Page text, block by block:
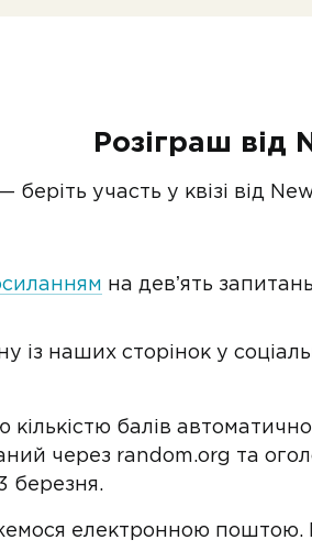
Розіграш від
беріть участь у квізі від
на девʼять
із наших сторінок у
балів
через random.org та
березня.
електронною поштою.